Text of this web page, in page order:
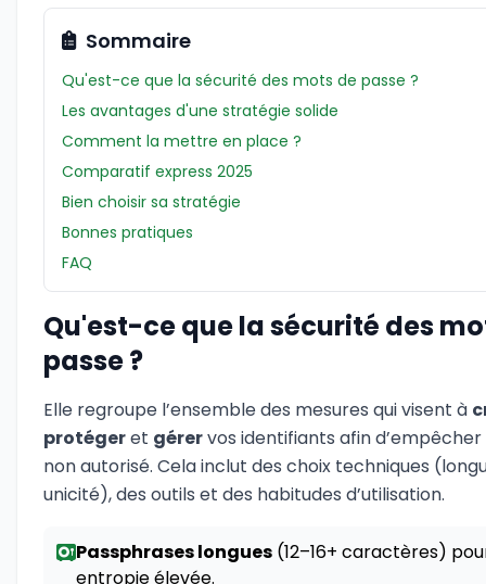
Sommaire
Qu'est-ce que la sécurité des mots de passe ?
Les avantages d'une stratégie solide
Comment la mettre en place ?
Comparatif express 2025
Bien choisir sa stratégie
Bonnes pratiques
FAQ
Qu'est-ce que la sécurité des
passe ?
Elle regroupe l’ensemble des mesures qui visent à
protégeret gérervos identifiants afin
non autorisé. Cela inclut des choix techniques
unicité), des outils et des habitudes d’utilisation.
Passphrases longues (12–16+ caractères)
entropie élevée.